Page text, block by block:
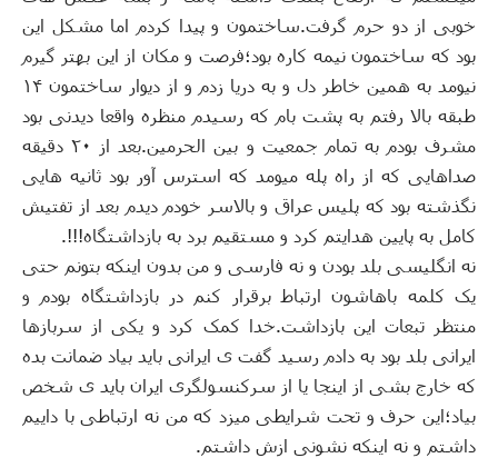
خوبی از دو حرم گرفت.ساختمون و پیدا کردم اما مشکل این
بود که ساختمون نیمه کاره بود؛فرصت و مکان از این بهتر گیرم
نیومد به همین خاطر دل و به دریا زدم و از دیوار ساختمون ۱۴
طبقه بالا رفتم به پشت بام که رسیدم منظره واقعا دیدنی بود
مشرف بودم به تمام جمعیت و بین الحرمین.
بعد از ۲۰ دقیقه
صداهایی که از راه پله میومد که استرس آور بود ثانیه هایی
نگذشته بود که پلیس عراق و بالاسر خودم دیدم بعد از تفتیش
کامل به پایین هدایتم کرد و مستقیم برد به بازداشتگاه!!!.
نه انگلیسی بلد بودن و نه فارسی و من بدون اینکه بتونم حتی
یک کلمه باهاشون ارتباط برقرار کنم در بازداشتگاه بودم و
منتظر تبعات این بازداشت.خدا کمک کرد و یکی از سربازها
ایرانی بلد بود به دادم رسید گفت ی ایرانی باید بیاد ضمانت بده
که خارج بشی از اینجا یا از سرکنسولگری ایران باید ی شخص
بیاد؛این حرف و تحت شرایطی میزد که من نه ارتباطی با داییم
داشتم و نه اینکه نشونی ازش داشتم.